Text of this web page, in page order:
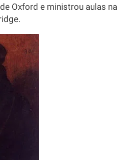
Oxford e ministrou aulas na